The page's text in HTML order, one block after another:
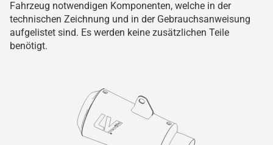
Fahrzeug notwendigen Komponenten, welche in der
technischen Zeichnung und in der Gebrauchsanweisung
aufgelistet sind. Es werden keine zusätzlichen Teile
benötigt.